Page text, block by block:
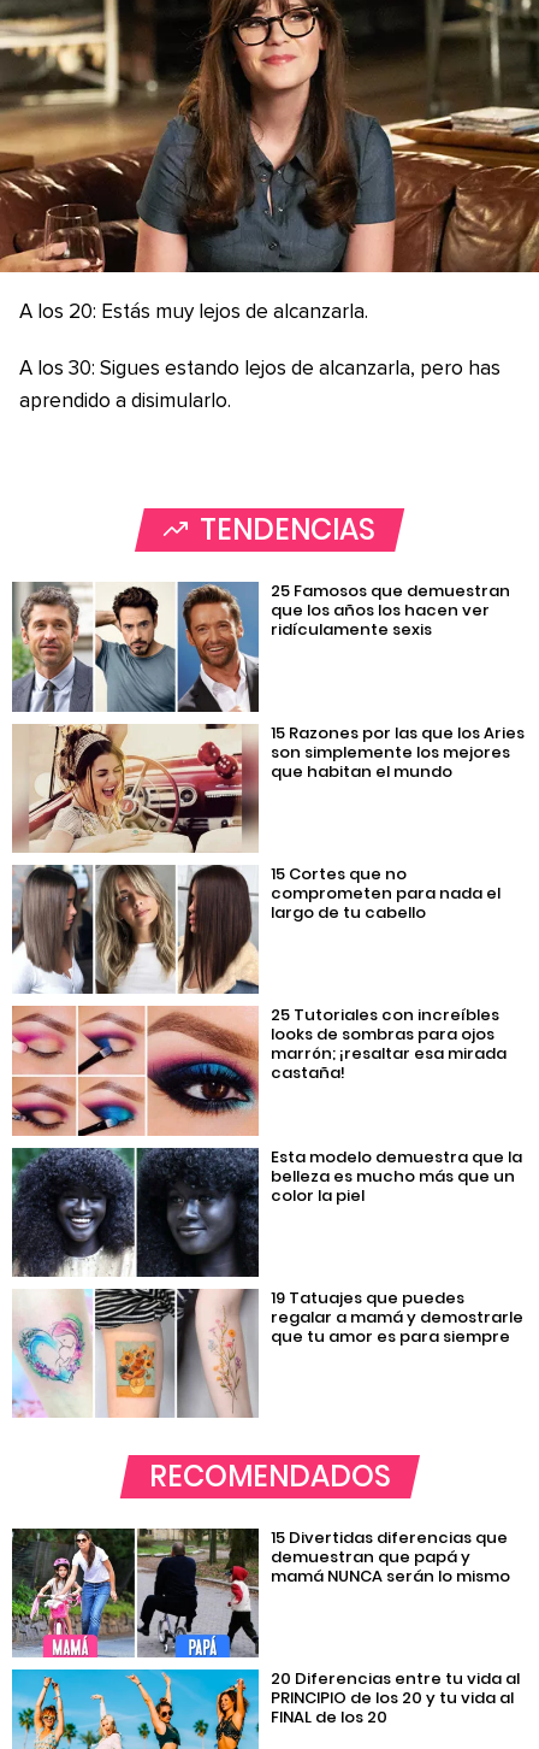
A los 20: Estás muy lejos de alcanzarla.
A los 30: Sigues estando lejos de alcanzarla, pero has
aprendido a disimularlo.
TENDENCIAS
25 Famosos que demuestran
que los años los hacen ver
ridículamente sexis
15 Razones por las que los Aries
son simplemente los mejores
que habitan el mundo
15 Cortes que no
comprometen para nada el
largo de tu cabello
25 Tutoriales con increíbles
looks de sombras para ojos
marrón; ¡resaltar esa mirada
castaña!
Esta modelo demuestra que la
belleza es mucho más que un
color la piel
19 Tatuajes que puedes
regalar a mamá y demostrarle
que tu amor es para siempre
RECOMENDADOS
15 Divertidas diferencias que
demuestran que papá y
mamá NUNCA serán lo mismo
20 Diferencias entre tu vida al
PRINCIPIO de los 20 y tu vida al
FINAL de los 20